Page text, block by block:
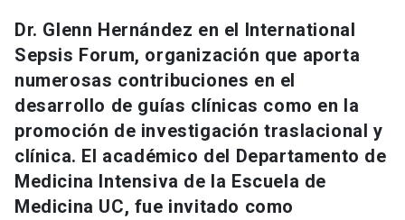
Dr. Glenn Hernández en el International
Sepsis Forum, organización que aporta
numerosas contribuciones en el
desarrollo de guías clínicas como en la
promoción de investigación traslacional y
clínica. El académico del Departamento de
Medicina Intensiva de la Escuela de
Medicina UC, fue invitado como